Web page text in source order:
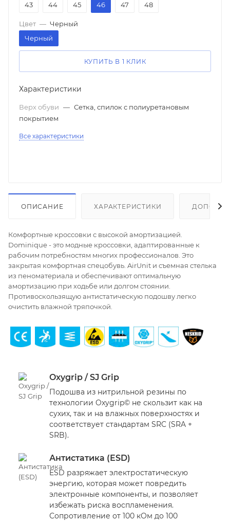
43 44 45 46 47 48
Цвет — Черный
Черный
КУПИТЬ В 1 КЛИК
Характеристики
Верх обуви — Сетка, спилок с полиуретановым
покрытием
Все характеристики
ОПИСАНИЕ ХАРАКТЕРИСТИКИ
Комфортные кроссовки с высокой амортизацией.
Dominique - это модные кроссовки, адаптированные к
рабочим потребностям многих профессионалов. Это
закрытая комфортная спецобувь. AirUnit и съемная стелька
из пеноматериала и обеспечивают оптимальную
амортизацию при ходьбе или долгом стоянии.
Противоскользящую антистатическую подошву легко
очистить влажной тряпочкой.
Oxygrip / SJ Grip
Подошва из нитрильной резины по
технологии Oxygrip© не скользит как на
сухих, так и на влажных поверхностях и
соответствует стандартам SRC (SRA +
SRB).
Антистатика (ESD)
ESD разряжает электростатическую
энергию, которая может повредить
электронные компоненты, и позволяет
избежать риска воспламенения.
Сопротивление от 100 кОм до 100